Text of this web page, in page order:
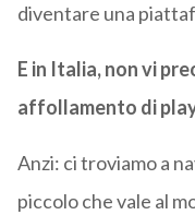
diventare una
E in Italia, non vi
affollamento di
Anzi: ci troviamo a
piccolo che vale al